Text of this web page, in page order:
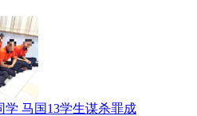
学 马国13学生谋杀罪成